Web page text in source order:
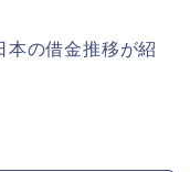
本の借金推移が紹